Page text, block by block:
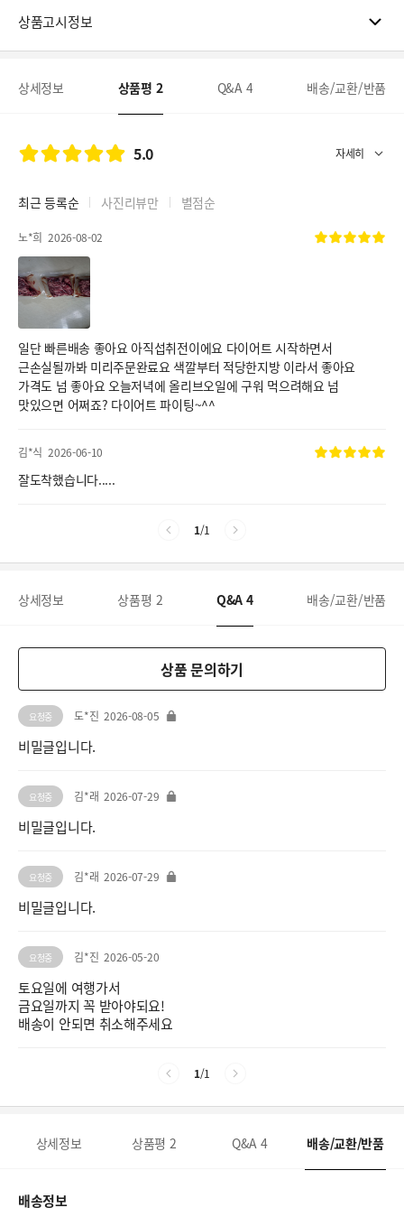
상품고시정보
상세정보 상품평 2 Q&A 4 배송/교환/반품
5.0
최근 등록순 사진리뷰만 별점순
노*희 2026-08-02
일단 빠른배송 좋아요 아직섭취전이에요 다이어트 시작하면서
근손실될까봐 미리주문완료요 색깔부터 적당한지방 이라서 좋아요
가격도 넘 좋아요 오늘저녁에 올리브오일에 구워 먹으려해요 넘
맛있으면 어쩌죠? 다이어트 파이팅~^^
김*식 2026-06-10
잘도착했습니다.....
1/1
상세정보 상품평 2 Q&A 4 배송/교환/반품
상품 문의하기
요청중 도*진 2026-08-05
비밀글입니다.
요청중 김*래 2026-07-29
비밀글입니다.
요청중 김*래 2026-07-29
비밀글입니다.
요청중 김*진 2026-05-20
토요일에 여행가서
금요일까지 꼭 받아야되요!
배송이 안되면 취소해주세요
1/1
상세정보 상품평 2 Q&A 4 배송/교환/반품
배송정보